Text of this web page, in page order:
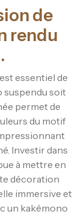
de
rendu
essentiel de
suspendu soit
permet de
du motif
Investir dans
à mettre en
décoration
immersive et
un kakémono